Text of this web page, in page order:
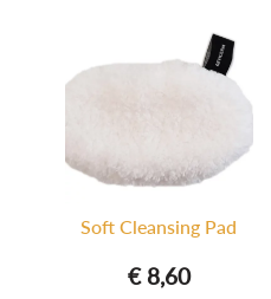
Soft Cleansing Pad
€8,60